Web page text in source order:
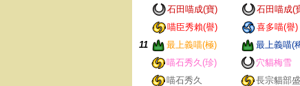
石田喵成(寶)
石田喵成(
喵臣秀賴(譽)
喜多喵(譽)
11
最上義喵(極) 最上義喵(
喵石秀久(珍)
穴貓梅雪
喵石秀久
長宗貓部